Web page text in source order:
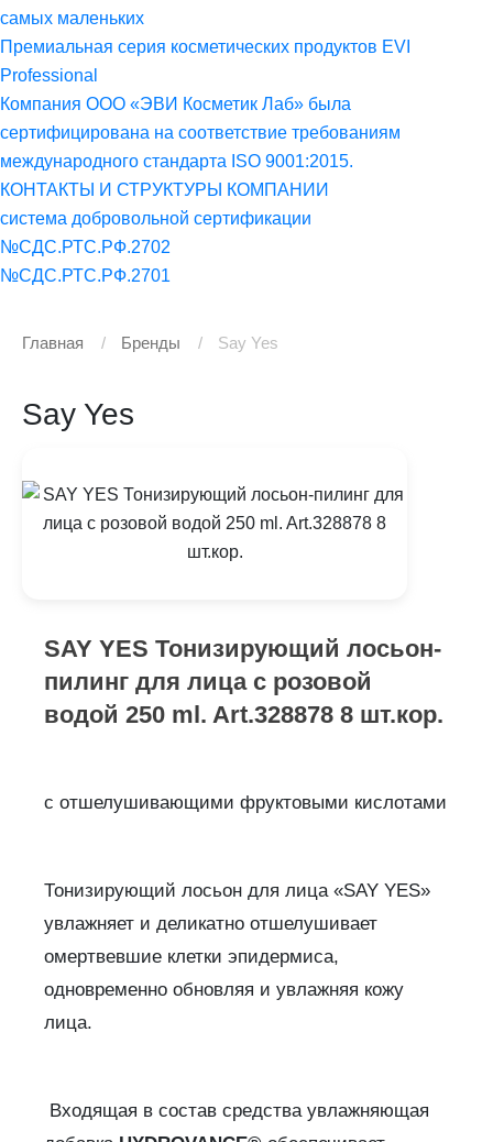
самых маленьких
Премиальная серия косметических продуктов EVI
Professional
Компания ООО «ЭВИ Косметик Лаб» была
сертифицирована на соответствие требованиям
международного стандарта ISO 9001:2015.
КОНТАКТЫ И СТРУКТУРЫ КОМПАНИИ
система добровольной сертификации
№СДС.РТС.РФ.2702
№СДС.РТС.РФ.2701
Главная Бренды Say Yes
Say Yes
SAY YES Тонизирующий лосьон-
пилинг для лица с розовой
водой 250 ml. Art.328878 8 шт.кор.
с отшелушивающими фруктовыми кислотами
Тонизирующий лосьон для лица «SAY YES»
увлажняет и деликатно отшелушивает
омертвевшие клетки эпидермиса,
одновременно обновляя и увлажняя кожу
лица.
Входящая в состав средства увлажняющая